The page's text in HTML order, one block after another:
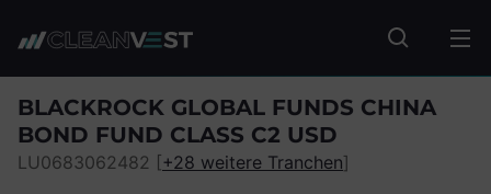
Fonds
BLACKROCK GLOBAL FUNDS CHINA
BOND FUND CLASS C2 USD
LU0683062482 [+28 weitere Tranchen]